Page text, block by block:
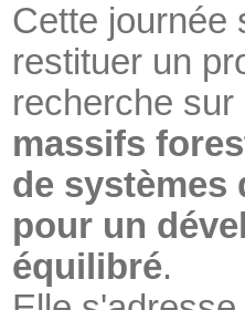
Cette journée
restituer un
recherche sur
massifs
de systèmes
pour un
équilibré.